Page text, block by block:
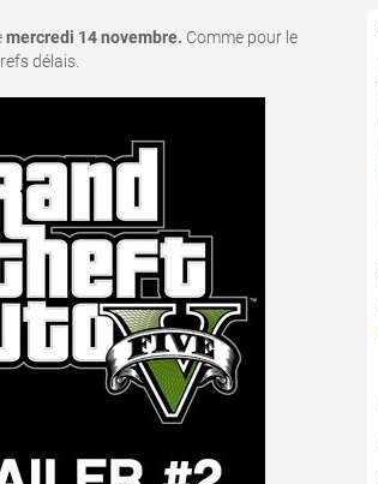
mercredi 14 novembre. Comme pour le
délais.